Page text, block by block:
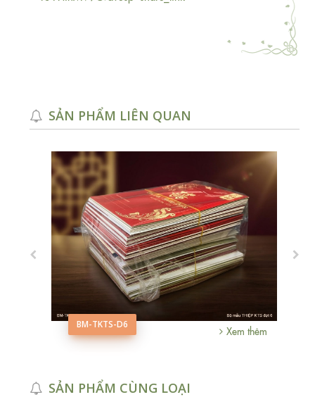
SẢN PHẨM LIÊN QUAN
BM-TKTS-D6 Xem thêm
SẢN PHẨM CÙNG LOẠI